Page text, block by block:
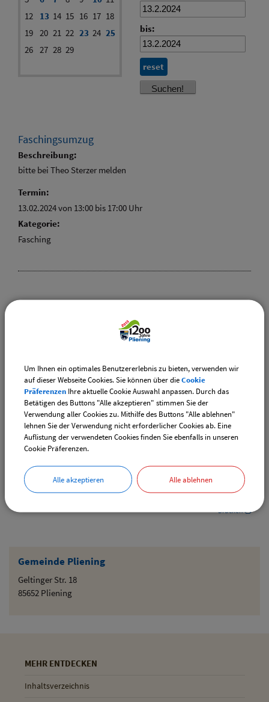
Gemeinde Pliening
Geltinger Str. 18
85652 Pliening
12
13 14 15 16 17 18
19 20 21 22 23 24 25
26 27 28 29
bis:
reset
Faschingsumzug
Beschreibung:
bitte bei Theo Sterzer melden
Termin:
13.02.2024 von 13:00 bis 17:00 Uhr
Kategorie:
Fasching
Adventsmarkt Hofladen Burghart
Downloads
Den gewählten Termin als VCS-Kalenderdatei
downloaden
Den gewählten Termin als iCal-Kalenderdatei
downloaden
Drucken
MEHR ENTDECKEN
Inhaltsverzeichnis
Um Ihnen ein optimales Benutzererlebnis zu bieten, verwenden wir
auf dieser Webseite Cookies. Sie können über dieCookie
Präferenzen Ihre aktuelle Cookie Auswahl anpassen. Durch das
Betätigen des Buttons "Alle akzeptieren" stimmen Sie der
Verwendung aller Cookies zu. Mithilfe des Buttons "Alle ablehnen"
lehnen Sie der Verwendung nicht erforderlicher Cookies ab. Eine
Auflistung der verwendeten Cookies finden Sie ebenfalls in unseren
Cookie Präferenzen.
Alle akzeptieren Alle ablehnen